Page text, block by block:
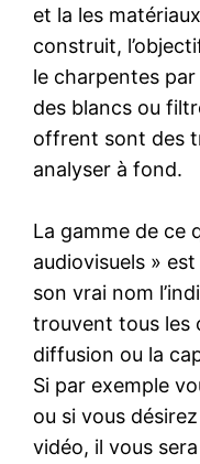
et la les
construit,
le charpentes
des blancs ou
offrent sont des
analyser à fond.
La gamme de ce
audiovisuels »
son vrai nom
trouvent tous les
diffusion ou la
Si par exemple
ou si vous
vidéo, il vous